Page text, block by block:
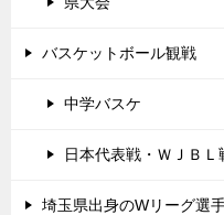
バスケットボール観戦
中学バスケ
日本代表戦・ＷＪＢＬ
埼玉県出身のWリーグ選